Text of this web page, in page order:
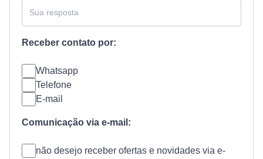
Receber contato por:
Whatsapp
Telefone
E-mail
Comunicação via e-mail:
não desejo receber ofertas e novidades via e-